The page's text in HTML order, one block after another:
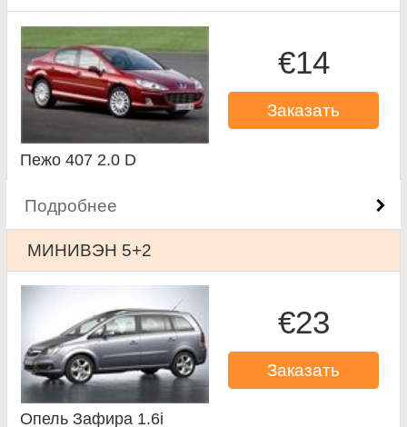
€14
Заказать
Пежо 407 2.0 D
Подробнее
МИНИВЭН 5+2
€23
Заказать
Опель Зафира 1.6i